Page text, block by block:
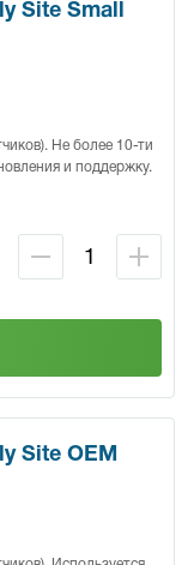
Site Small
Не более 10-ти
и поддержку.
Site OEM